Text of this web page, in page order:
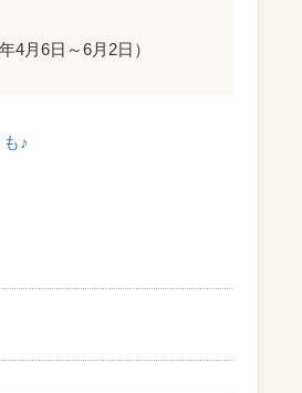
4月6日～6月2日）
♪